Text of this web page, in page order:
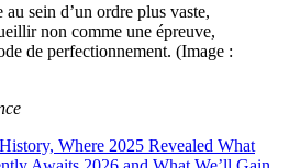
au sein d’un ordre plus vaste,
non comme une épreuve,
de perfectionnement. (Image :
Where 2025 Revealed What